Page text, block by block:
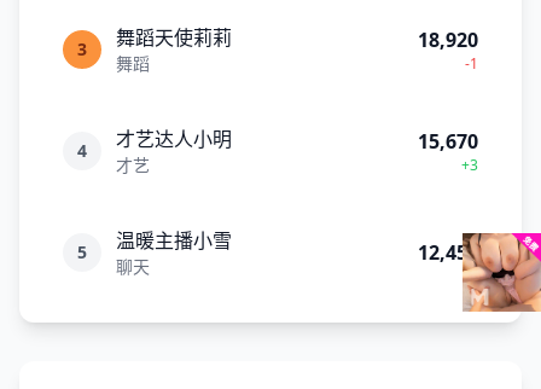
3 舞蹈天使莉莉
舞蹈
18,920
-1
4 才艺达人小明
才艺
15,670
+3
5 温暖主播小雪
聊天
12,450